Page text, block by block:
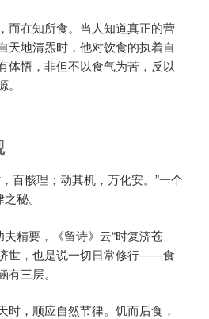
而在知所食。当人知道真正的营
天地清炁时，他对饮食的执着自
体悟，非但不以食气为苦，反以
百骸理；动其机，万化安。”一个
秘。
夫精要，《留诗》云“时复济苍
世，也是说一切日常修行——食
三层。
时，顺应自然节律。饥而后食，